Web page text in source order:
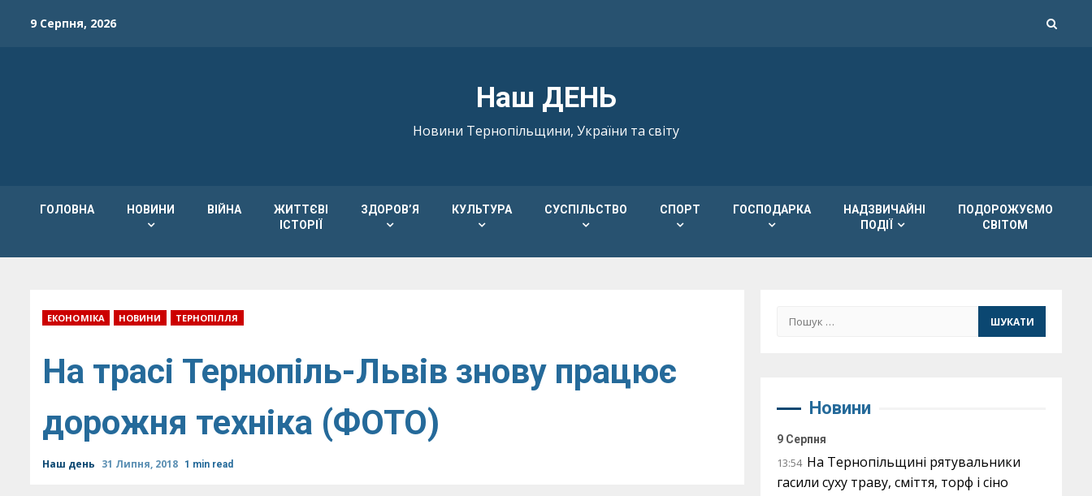
9 Серпня, 2026
Наш ДЕНЬ
Новини Тернопільщини, України та світу
ГОЛОВНА НОВИНИ ВІЙНА
ЖИТТЄВІ
ІСТОРІЇ
ЗДОРОВ’Я КУЛЬТУРА СУСПІЛЬСТВО СПОРТ ГОСПОДАРКА
НАДЗВИЧАЙНІ
ПОДІЇ
ПОДОРОЖУЄМО
СВІТОМ
ЕКОНОМІКА НОВИНИ ТЕРНОПІЛЛЯ
На трасі Тернопіль-Львів знову працює
дорожня техніка (ФОТО)
Наш день 31 Липня, 2018 1 min read
Пошук:
Новини
9 Серпня
13:54 На Тернопільщині рятувальники
гасили суху траву, сміття, торф і сіно